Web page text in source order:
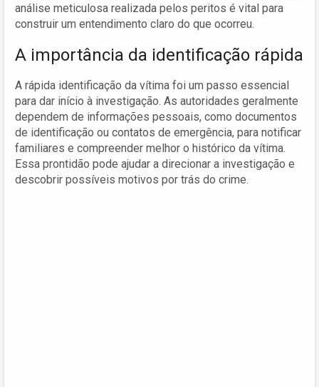
análise meticulosa realizada pelos peritos é vital para
construir um entendimento claro do que ocorreu.
A importância da identificação rápida
A rápida identificação da vítima foi um passo essencial
para dar início à investigação. As autoridades geralmente
dependem de informações pessoais, como documentos
de identificação ou contatos de emergência, para notificar
familiares e compreender melhor o histórico da vítima.
Essa prontidão pode ajudar a direcionar a investigação e
descobrir possíveis motivos por trás do crime.